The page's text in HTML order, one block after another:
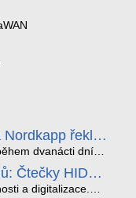
řekla
dvanácti dní
vzali na trasu z
až na
až −13 °C a mimo
Čtečky HID
a digitalizace.